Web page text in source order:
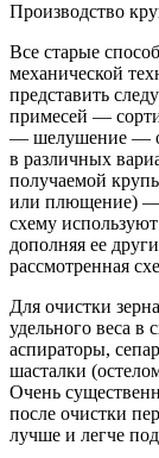
Производство
Все старые
механической
представить
примесей —
— шелушение —
в различных
получаемой
или плющение)
схему
дополняя ее
рассмотренная
Для очистки
удельного веса в
аспираторы,
шасталки
Очень
после очистки
лучше и легче